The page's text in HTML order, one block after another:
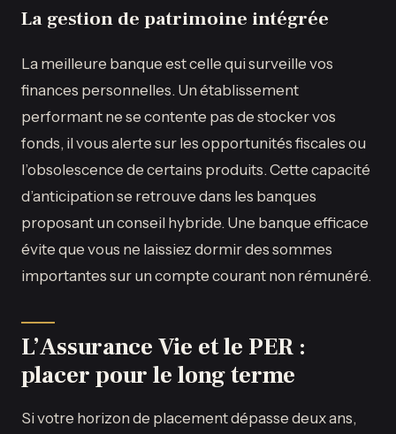
La gestion de patrimoine intégrée
La meilleure banque est celle qui surveille vos
finances personnelles. Un établissement
performant ne se contente pas de stocker vos
fonds, il vous alerte sur les opportunités fiscales ou
l’obsolescence de certains produits. Cette capacité
d’anticipation se retrouve dans les banques
proposant un conseil hybride. Une banque efficace
évite que vous ne laissiez dormir des sommes
importantes sur un compte courant non rémunéré.
L’Assurance Vie et le PER :
placer pour le long terme
Si votre horizon de placement dépasse deux ans,